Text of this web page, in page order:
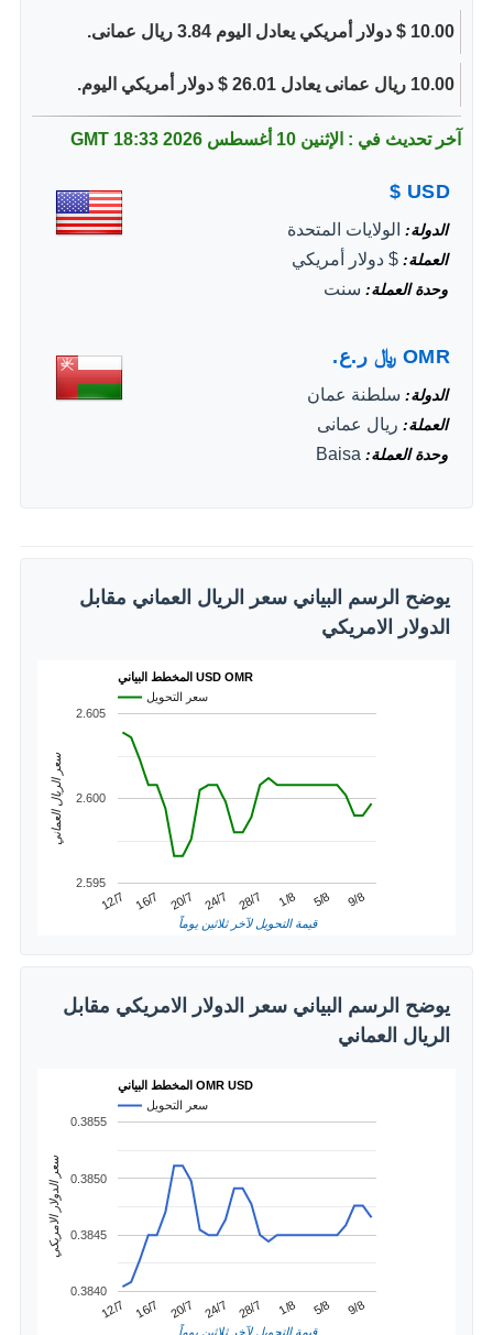
10.00 $ دولار أمريكي يعادل اليوم 3.84 ريال عمانى.
10.00 ريال عمانى يعادل 26.01 $ دولار أمريكي اليوم.
آخر تحديث في : الإثنين 10 أغسطس 2026 18:33 GMT
USD
$
الدولة الولايات المتحدة
العملة $ دولار أمريكي
وحدة العملة سنت
OMR ﷼ ر.ع.
الدولة سلطنة عمان
العملة ريال عمانى
وحدة العملة Baisa
يوضح الرسم البياني سعر الريال العماني مقابل
الدولار الامريكي
المخطط البياني USD OMR
سعر التحويل
12/7 16/7 20/7 24/7 28/7 1/8 5/8 9/8
2.595
2.600
2.605
قيمة التحويل لآخر ثلاثين يوماً
سعر الريال العماني
يوضح الرسم البياني سعر الدولار الامريكي مقابل
الريال العماني
المخطط البياني OMR USD
سعر التحويل
12/7 16/7 20/7 24/7 28/7 1/8 5/8 9/8
0.3840
0.3845
0.3850
0.3855
قيمة التحويل لآخر ثلاثين يوماً
سعر الدولار الامريكي